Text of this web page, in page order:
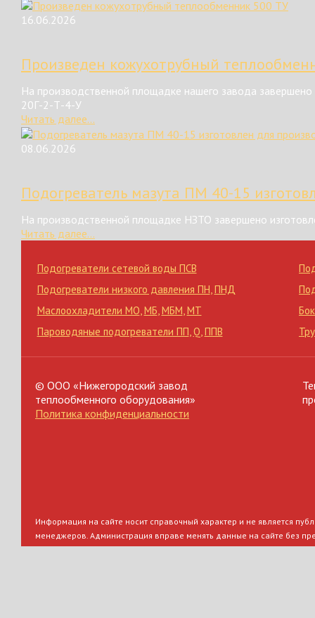
16.06.2026
Произведен кожухотрубный
На производственной площадке нашего завода
20Г-2-Т-4-У
Читать далее...
08.06.2026
Подогреватель мазута ПМ 40-15
На производственной площадке НЗТО завершено
Читать далее...
Подогреватели сетевой воды ПСВ
Подогреватели низкого давления ПН,ПНД
Маслоохладители МО,МБ,МБМ,МТ
Пароводяные подогреватели ПП,Q,ППВ
© ООО «Нижегородский завод
теплообменного оборудования»
Политика конфиденциальности
Информация на сайте носит справочный характер и не является
менеджеров. Администрация вправе менять данные на сайте без